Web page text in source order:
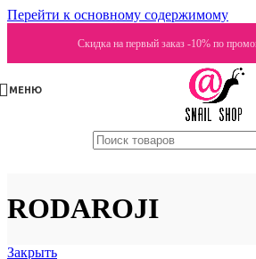
Перейти к основному содержимому
Скидка на первый заказ -10% по
МЕНЮ
RODAROJI
Закрыть